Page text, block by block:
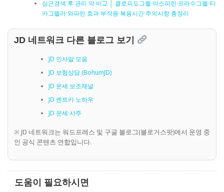
심근경색 후 관리 약 비교 │ 클로피도그렐·아스피린·프라수그렐·티
카그렐러·와파린 효과·부작용·복용시간·주의사항 총정리
JD 네트워크 다른 블로그 보기
JD 인사말 모음
JD 보험상담 (BohumJD)
JD 운세 보조채널
JD 렌트카 노하우
JD 운세·사주
※ JD 네트워크는 워드프레스 및 구글 블로그(블로거스팟)에서 운영 중
인 공식 콘텐츠 연합입니다.
도움이 필요하시면